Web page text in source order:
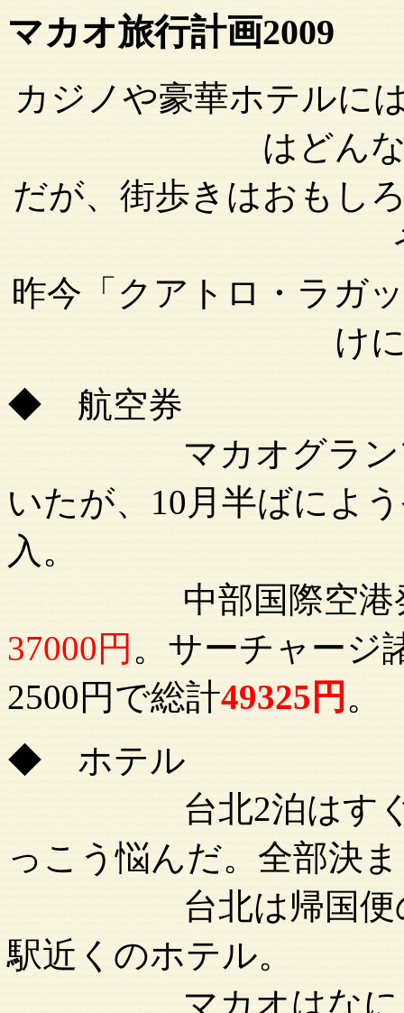
マカオ旅行計画2009
カジノや豪華ホテルに
はどん
だが、街歩きはおもし
昨今「クアトロ・ラガ
け
◆ 航空券
マカオグランプリ
いたが、10月半ばによ
入。
中部国際空港発台
37000円 。サーチャージ
2500円で総計49325円 。
◆ ホテル
台北2泊はすぐに
っこう悩んだ。全部決
台北は帰国便の出
駅近くのホテル。
マカオはなにしろ